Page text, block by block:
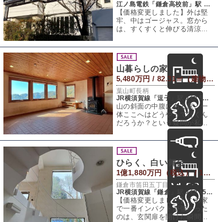
江ノ島電鉄「鎌倉高校前」駅 徒歩12分
【価格変更しました】外は堅
牢、中はゴージャス。窓から
は、すくすくと伸びる清涼な
ちたい大人ゴコロ
山暮らしの家
5,480万円 / 82.31㎡（建物） 2,582.95㎡（敷地）
葉山町長柄
JR横須賀線「逗子」駅 バス5分 「長柄交差点」バス停 徒歩12分
山の斜面の中腹にある家。一
体ここへはどうやって行くん
だろうか？という疑問が私の
第一印象でした（写真15枚目
右の山の中腹に
ひらく、白い舞台
1億1,880万円（税込） / 185.66㎡（建物） 298.23㎡（敷地）
鎌倉市笛田五丁目
JR横須賀線「鎌倉」駅 バス15分 「笛田」バス停 徒歩2分
【価格変更しました】この家
で一番インパクトが強かった
のは、玄関扉を開けた瞬間で